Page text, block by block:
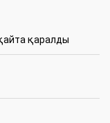
қаралды